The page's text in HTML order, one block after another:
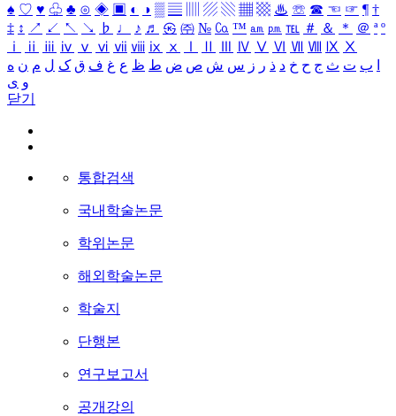
♠ ♡ ♥ ♧ ♣ ⊙ ◈ ▣ ◐ ◑ ▒ ▤ ▨ ▧ ▦ ▩ ♨ ☏ ☎ ☜ ☞ ¶ †
‡ ↕ ↗ ↙ ↖ ↘ ♭ ♩ ♪ ♬ ㉿ ㈜ № ㏇ ™ ㏂ ㏘ ℡ ＃ ＆ ＊ ＠ ª º
ⅰ
ⅱ ⅲ ⅳ ⅴ ⅵ ⅶ ⅷ ⅸ ⅹ Ⅳ Ⅴ Ⅵ Ⅶ Ⅷ Ⅸ Ⅹ
ب ت ث ج ح خ د ذ ر ز س ش ص ض ط ظ ع غ ف ق ک ل م ن ه
و ی
닫기
통합검색
국내학술논문
학위논문
해외학술논문
학술지
단행본
연구보고서
공개강의